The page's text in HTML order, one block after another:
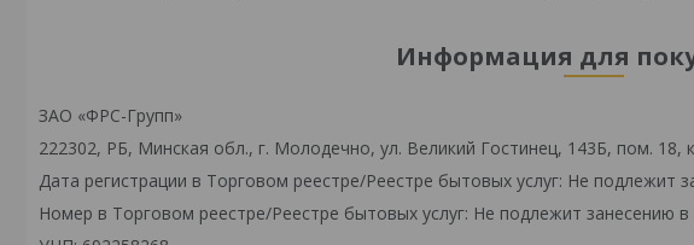
Информация для
ЗАО «ФРС-Групп»
222302, РБ, Минская обл., г. Молодечно, ул. Великий Гостинец, 143Б, пом. 18,
Дата регистрации в Торговом реестре/Реестре бытовых услуг: Не подлежит
Номер в Торговом реестре/Реестре бытовых услуг: Не подлежит занесению в